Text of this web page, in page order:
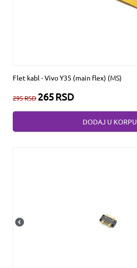
Flet kabl - Vivo Y35 (main flex) (MS)
295RSD 265RSD
DODAJ U KORPU